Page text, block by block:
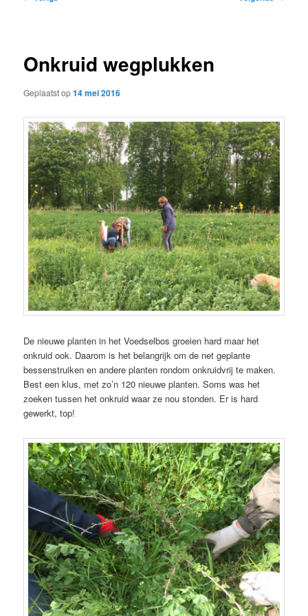
Onkruid wegplukken
Geplaatst op14 mei 2016
De nieuwe planten in het Voedselbos groeien hard maar het
onkruid ook. Daarom is het belangrijk om de net geplante
bessenstruiken en andere planten rondom onkruidvrij te maken.
Best een klus, met zo’n 120 nieuwe planten. Soms was het
zoeken tussen het onkruid waar ze nou stonden. Er is hard
gewerkt, top!